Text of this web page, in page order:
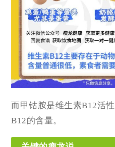
而甲钴胺是维生素B12活
B12的含量。